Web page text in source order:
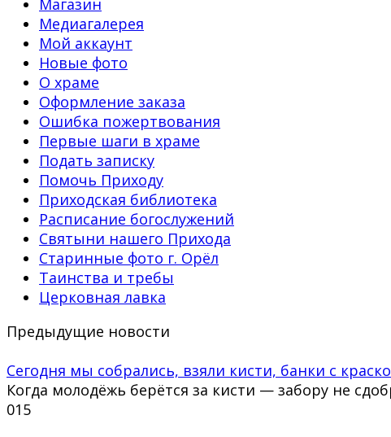
Магазин
Медиагалерея
Мой аккаунт
Новые фото
О храме
Оформление заказа
Ошибка пожертвования
Первые шаги в храме
Подать записку
Помочь Приходу
Приходская библиотека
Расписание богослужений
Святыни нашего Прихода
Старинные фото г. Орёл
Таинства и требы
Церковная лавка
Предыдущие новости
Сегодня мы собрались, взяли кисти, банки с
Когда молодёжь берётся за кисти — забору не
015